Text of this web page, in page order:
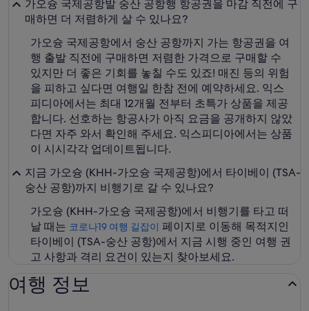
가오슝 국제공항발 숭산 공항행 항공권을 마감 직전에 구
매하면 더 저렴하게 살 수 있나요?
가오슝 국제공항에서 숭산 공항까지 가는 항공권을 여
행 출발 직전에 구매하면 저렴한 가격으로 구매할 수
있지만 더 좋은 기회를 놓칠 수도 있죠! 매진 등의 위험
을 피하고 싶다면 여행일 한참 전에 예약하세요. 익스
피디아에서는 최대 12개월 전부터 초특가 상품을 제공
합니다. 선호하는 항공사가 아직 요금을 공개하지 않았
다면 자주 와서 확인해 주세요. 익스피디아에서는 상품
이 시시각각 업데이트됩니다.
지금 가오슝 (KHH-가오슝 국제공항)에서 타이베이 (TSA-
숭산 공항)까지 비행기로 갈 수 있나요?
가오슝 (KHH-가오슝 국제공항)에서 비행기를 타고 떠
날 때는 코로나19 여행 길잡이 페이지로 이동해 목적지인
타이베이 (TSA-숭산 공항)에서 지금 시행 중인 여행 권
고 사항과 격리 요건이 있는지 찾아보세요.
여행 정보